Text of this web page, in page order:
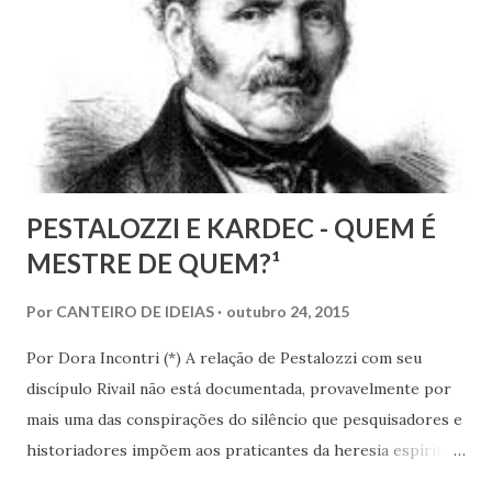
opressão que macule nossa vida coletiva. Deseja, sonha e
tenta construir esta transformação social que
revolucionaria o mundo; que revolucionará o mundo!
PESTALOZZI E KARDEC - QUEM É
MESTRE DE QUEM?¹
Por CANTEIRO DE IDEIAS outubro 24, 2015
Por Dora Incontri (*) A relação de Pestalozzi com seu
discípulo Rivail não está documentada, provavelmente por
mais uma das conspirações do silêncio que pesquisadores e
historiadores impõem aos praticantes da heresia espírita